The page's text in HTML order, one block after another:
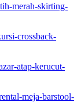
merah-skirting-
crossback-
atap-kerucut-
meja-barstool-